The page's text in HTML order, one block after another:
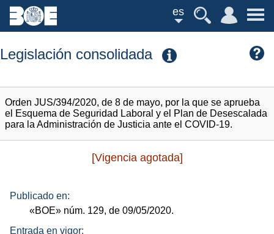
es
Legislación consolidada
Orden JUS/394/2020, de 8 de mayo, por la que se aprueba
el Esquema de Seguridad Laboral y el Plan de Desescalada
para la Administración de Justicia ante el COVID-19.
[Vigencia agotada]
Publicado en:
«BOE» núm. 129, de 09/05/2020.
Entrada en vigor: